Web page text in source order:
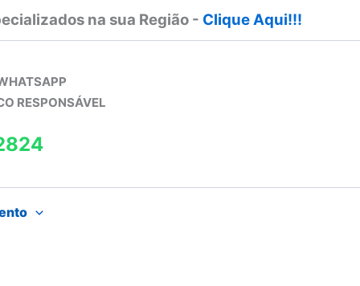
na sua Região - Clique Aqui!!!
RESPONSÁVEL